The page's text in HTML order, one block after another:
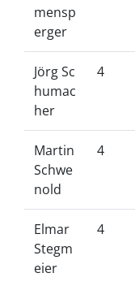
mensp
erger
Jörg Sc
humac
her
4
Martin
Schwe
nold
4
Elmar
Stegm
eier
4